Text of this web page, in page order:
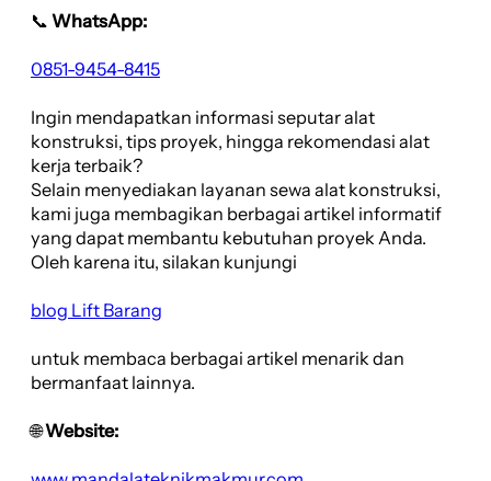
📞 WhatsApp:
0851-9454-8415
Ingin mendapatkan informasi seputar alat
konstruksi, tips proyek, hingga rekomendasi alat
kerja terbaik?
Selain menyediakan layanan sewa alat konstruksi,
kami juga membagikan berbagai artikel informatif
yang dapat membantu kebutuhan proyek Anda.
Oleh karena itu, silakan kunjungi
blog Lift Barang
untuk membaca berbagai artikel menarik dan
bermanfaat lainnya.
🌐Website: